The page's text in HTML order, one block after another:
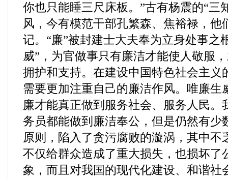
你也只能睡三尺床板。”古有杨震的“三
风，今有模范干部孔繁森、焦裕禄，他
记。“廉”被封建士大夫奉为立身处事之
威”，为官做事只有廉洁才能使人敬服
拥护和支持。在建设中国特色社会主义
需要更加注重自己的廉洁作风。唯廉生
廉才能真正做到服务社会、服务人民。
务员都能做到廉洁奉公，但是仍然有少
原则，陷入了贪污腐败的漩涡，其中不
不仅给群众造成了重大损失，也损坏了
象，而且对我国的现代化建设、和谐社